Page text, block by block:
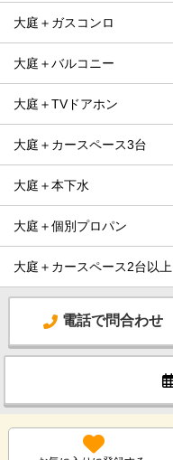
大庭＋ガスコンロ
大庭＋バルコニー
大庭＋TVドアホン
大庭＋カースペース3台
大庭＋本下水
大庭＋個別プロパン
大庭＋カースペース2台以上
電話で問合わせ